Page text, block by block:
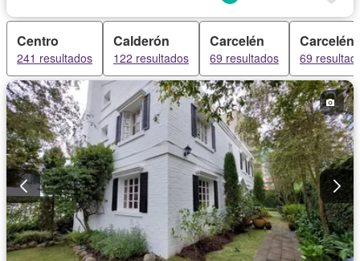
Centro
241 resultados
Calderón
122 resultados
Carcelén
69 resultados
Carcelén
69